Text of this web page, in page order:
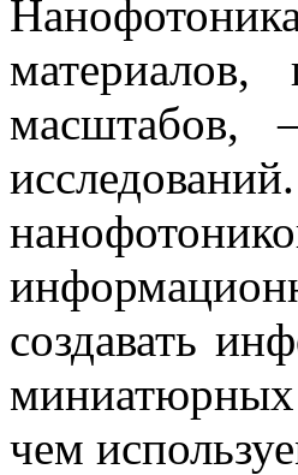
масштабов,
создавать
миниатюрных
чем